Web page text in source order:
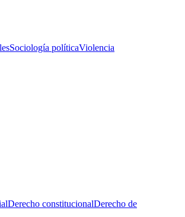
Sociología políticaViolencia
Derecho constitucionalDerecho de